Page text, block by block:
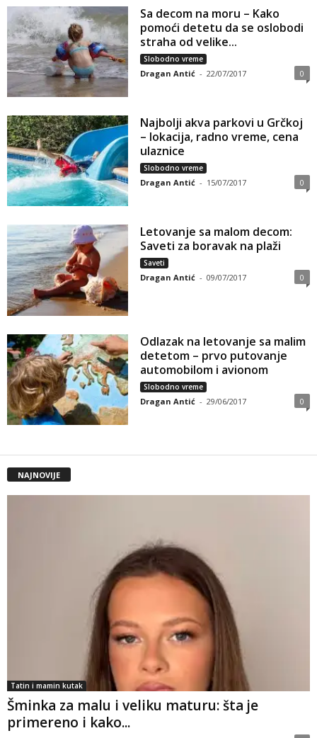
Sa decom na moru – Kako
pomoći detetu da se oslobodi
straha od velike...
Slobodno vreme
Dragan Antić - 22/07/2017 0
Najbolji akva parkovi u Grčkoj
– lokacija, radno vreme, cena
ulaznice
Slobodno vreme
Dragan Antić - 15/07/2017 0
Letovanje sa malom decom:
Saveti za boravak na plaži
Saveti
Dragan Antić - 09/07/2017 0
Odlazak na letovanje sa malim
detetom – prvo putovanje
automobilom i avionom
Slobodno vreme
Dragan Antić - 29/06/2017 0
NAJNOVIJE
Tatin i mamin kutak
Šminka za malu i veliku maturu: šta je
primereno i kako...